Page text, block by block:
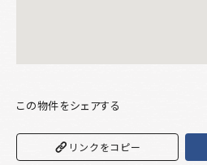
この物件をシェアする
リンクをコピー